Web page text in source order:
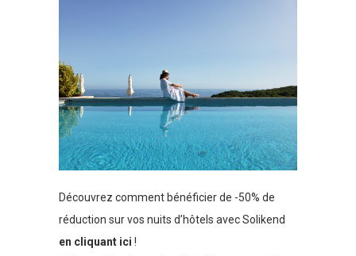
Découvrez comment bénéficier de -50% de
réduction sur vos nuits d’hôtels avec Solikend
en cliquant ici !